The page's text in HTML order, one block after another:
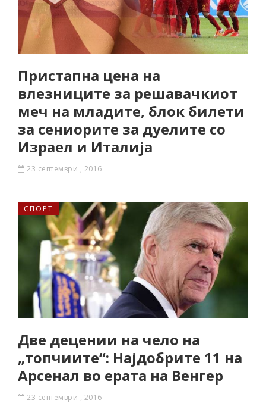
Пристапна цена на
влезниците за решавачкиот
меч на младите, блок билети
за сениорите за дуелите со
Израел и Италија
23 септември , 2016
СПОРТ
Две децении на чело на
„топчиите“: Најдобрите 11 на
Арсенал во ерата на Венгер
23 септември , 2016